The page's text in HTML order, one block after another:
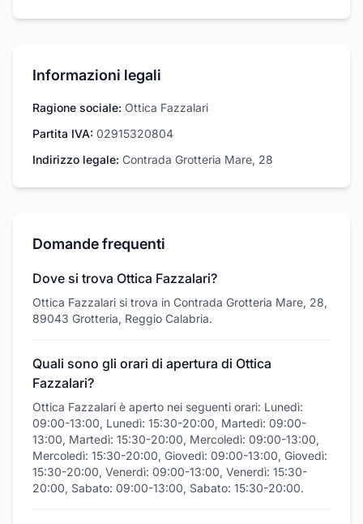
Informazioni legali
Ragione sociale: Ottica Fazzalari
Partita IVA: 02915320804
Indirizzo legale: Contrada Grotteria Mare, 28
Domande frequenti
Dove si trova Ottica Fazzalari?
Ottica Fazzalari si trova in Contrada Grotteria Mare, 28,
89043 Grotteria, Reggio Calabria.
Quali sono gli orari di apertura di Ottica
Fazzalari?
Ottica Fazzalari è aperto nei seguenti orari: Lunedì:
09:00-13:00, Lunedì: 15:30-20:00, Martedì: 09:00-
13:00, Martedì: 15:30-20:00, Mercoledì: 09:00-13:00,
Mercoledì: 15:30-20:00, Giovedì: 09:00-13:00, Giovedì:
15:30-20:00, Venerdì: 09:00-13:00, Venerdì: 15:30-
20:00, Sabato: 09:00-13:00, Sabato: 15:30-20:00.